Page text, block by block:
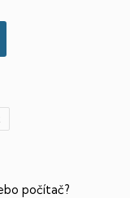
počítač?